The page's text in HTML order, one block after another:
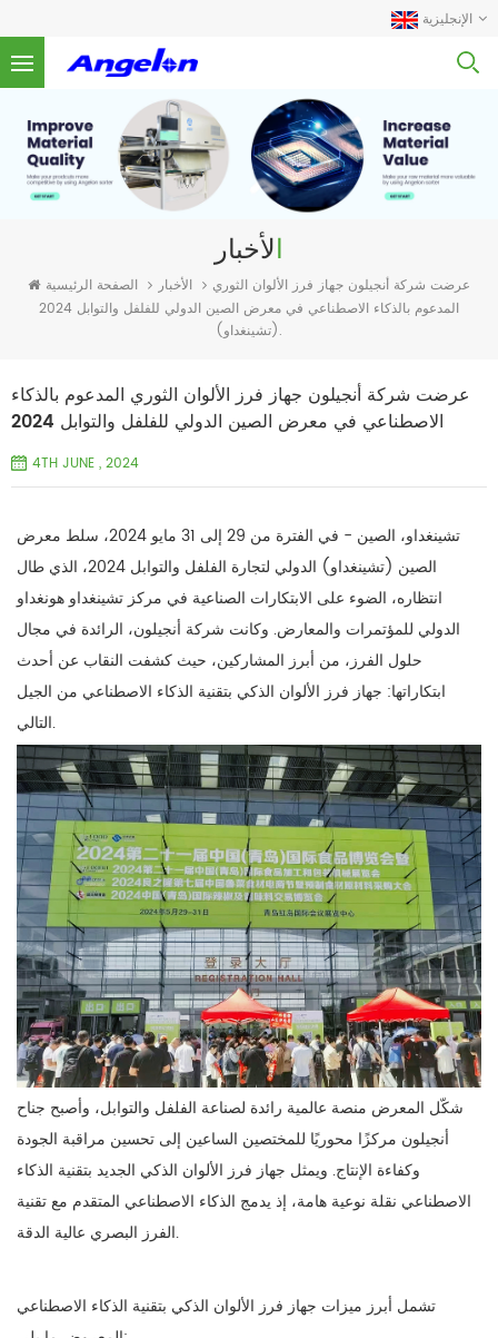
الإنجليزية
الأخبار
الصفحة الرئيسية الأخبار
عرضت شركة أنجيلون جهاز فرز الألوان الثوري
المدعوم بالذكاء الاصطناعي في معرض الصين الدولي للفلفل والتوابل 2024
(تشينغداو).
عرضت شركة أنجيلون جهاز فرز الألوان الثوري المدعوم بالذكاء
الاصطناعي في معرض الصين الدولي للفلفل والتوابل 2024
4TH JUNE , 2024
تشينغداو، الصين - في الفترة من 29 إلى 31 مايو 2024، سلط معرض
الصين (تشينغداو) الدولي لتجارة الفلفل والتوابل 2024، الذي طال
انتظاره، الضوء على الابتكارات الصناعية في مركز تشينغداو هونغداو
الدولي للمؤتمرات والمعارض. وكانت شركة أنجيلون، الرائدة في مجال
حلول الفرز، من أبرز المشاركين، حيث كشفت النقاب عن أحدث
ابتكاراتها: جهاز فرز الألوان الذكي بتقنية الذكاء الاصطناعي من الجيل
التالي.
شكّل المعرض منصة عالمية رائدة لصناعة الفلفل والتوابل، وأصبح جناح
أنجيلون مركزًا محوريًا للمختصين الساعين إلى تحسين مراقبة الجودة
وكفاءة الإنتاج. ويمثل جهاز فرز الألوان الذكي الجديد بتقنية الذكاء
الاصطناعي نقلة نوعية هامة، إذ يدمج الذكاء الاصطناعي المتقدم مع تقنية
الفرز البصري عالية الدقة.
تشمل أبرز ميزات جهاز فرز الألوان الذكي بتقنية الذكاء الاصطناعي